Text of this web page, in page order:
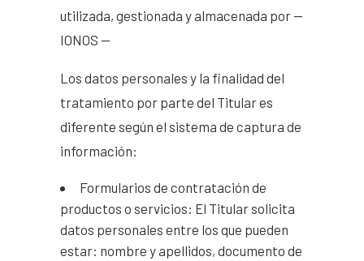
utilizada, gestionada y almacenada por —
IONOS —
Los datos personales y la finalidad del
tratamiento por parte del Titular es
diferente según el sistema de captura de
información:
Formularios de contratación de
productos o servicios: El Titular solicita
datos personales entre los que pueden
estar: nombre y apellidos, documento de